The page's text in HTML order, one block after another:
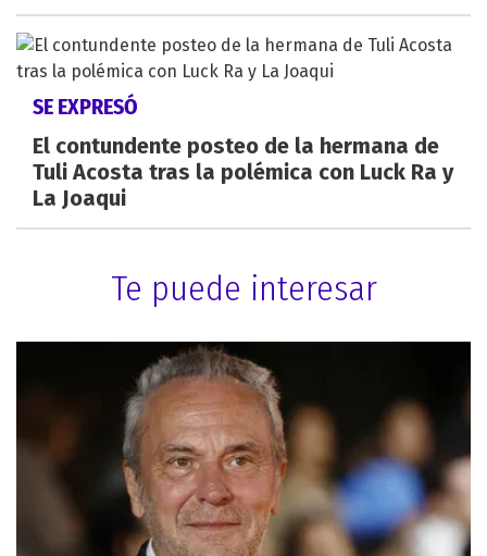
SE EXPRESÓ
El contundente posteo de la hermana de
Tuli Acosta tras la polémica con Luck Ra y
La Joaqui
Te puede interesar